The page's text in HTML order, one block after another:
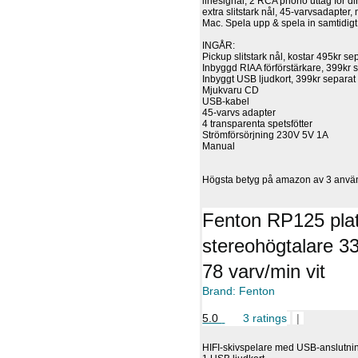
extra slitstark nål, 45-varvsadapter,
Mac. Spela upp & spela in
INGÅR:
Pickup slitstark nål, kostar 495kr
Inbyggd RIAA förförstärkare, 399kr
Inbyggt USB ljudkort, 399kr separat
Mjukvaru CD
USB-kabel
45-varvs adapter
4 transparenta spetsfötter
Strömförsörjning 230V 5V 1A
Manual
Högsta betyg på amazon av 3
Fenton RP125
stereohögtalare
78 varv/min vit
Brand: Fenton
5.0 3 ratings |
HIFI-skivspelare med USB-